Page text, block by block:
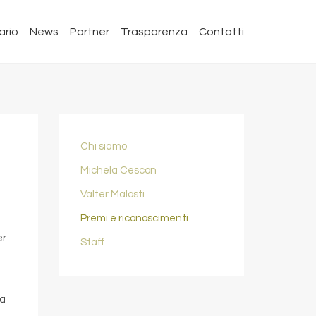
News Partner Trasparenza Contatti
Chi siamo
Michela Cescon
Valter Malosti
Premi e riconoscimenti
Staff